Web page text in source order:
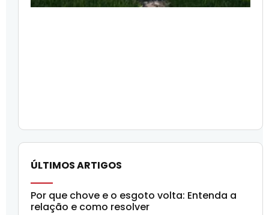
ÚLTIMOS ARTIGOS
Por que chove e o esgoto volta: Entenda a
relação e como resolver